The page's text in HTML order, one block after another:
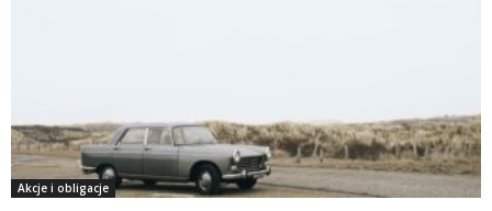
Akcje i obligacje